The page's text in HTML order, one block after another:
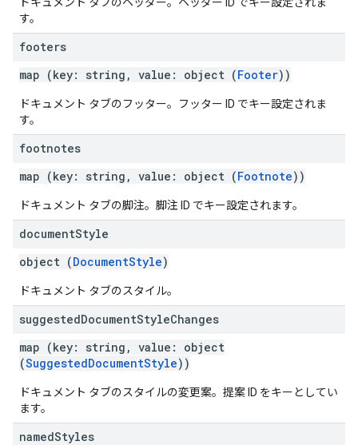
す。
footers
map (key: string, value: object (Footer))
ドキュメント タブのフッター。フッター ID でキー設定されま
す。
footnotes
map (key: string, value: object (Footnote))
ドキュメント タブの脚注。脚注 ID でキー設定されます。
documentStyle
object (DocumentStyle)
ドキュメント タブのスタイル。
suggestedDocumentStyleChanges
map (key: string, value: object
(SuggestedDocumentStyle))
ドキュメント タブのスタイルの変更案。提案 ID をキーとしてい
ます。
namedStyles